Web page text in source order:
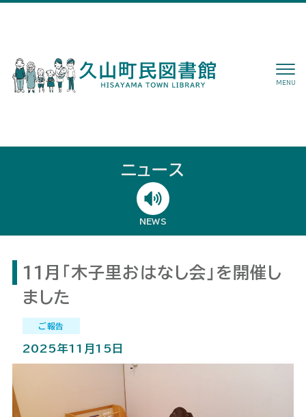
MENU
ニュース
NEWS
11月「木子里おはなし会」を開催し
ました
ご報告
2025年11月15日